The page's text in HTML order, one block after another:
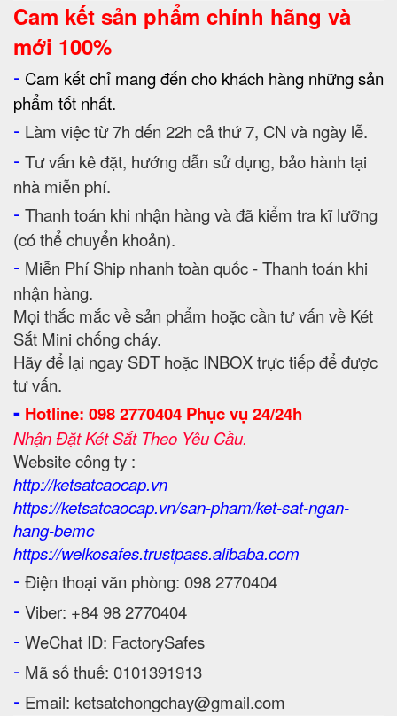
Cam kết sản phẩm chính hãng và
mới 100%
- Cam kết chỉ mang đến cho khách hàng những sản
phẩm tốt nhất.
- Làm việc từ 7h đến 22h cả thứ 7, CN và ngày lễ.
- Tư vấn kê đặt, hướng dẫn sử dụng, bảo hành tại
nhà miễn phí.
- Thanh toán khi nhận hàng và đã kiểm tra kĩ lưỡng
(có thể chuyển khoản).
- Miễn Phí Ship nhanh toàn quốc - Thanh toán khi
nhận hàng.
Mọi thắc mắc về sản phẩm hoặc cần tư vấn về Két
Sắt Mini chống cháy.
Hãy để lại ngay SĐT hoặc INBOX trực tiếp để được
tư vấn.
- Hotline: 098 2770404 Phục vụ 24/24h
Nhận Đặt Két Sắt Theo Yêu Cầu.
Website công ty :
http://ketsatcaocap.vn
https://ketsatcaocap.vn/san-pham/ket-sat-ngan-
hang-bemc
https://welkosafes.trustpass.alibaba.com
- Điện thoại văn phòng: 098 2770404
- Viber: +84 98 2770404
- WeChat ID: FactorySafes
- Mã số thuế: 0101391913
- Email: ketsatchongchay@gmail.com